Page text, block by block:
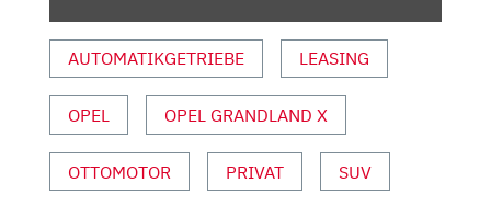
MOTOR
UND
VON
YOUTUBE
ANZEIGEN
AUTOMATIKGETRIEBE LEASING
OPEL OPEL GRANDLAND X
OTTOMOTOR PRIVAT SUV